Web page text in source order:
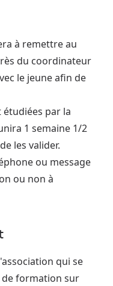
à remettre au
du coordinateur
le jeune afin de
par la
1 semaine 1/2
les valider.
ou message
ou non à
qui se
formation sur